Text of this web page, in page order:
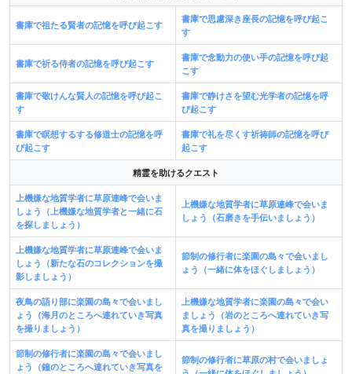
書庫で祖たる賢者の記憶を呼び起こす
書庫で思慮深き座長の記憶を呼び起こ
す
書庫で祈る侍者の記憶を呼び起こす
書庫で念動力の使い手の記憶を呼び起
こす
書庫で敬けんな賢人の記憶を呼び起こ
す
書庫で静けさを望む光学者の記憶を呼
び起こす
書庫で瞑想するする修道士の記憶を呼
び起こす
書庫で礼を尽くす祈祷師の記憶を呼び
起こす
精霊を助けるクエスト
上機嫌な地質学者に草原連峰で会いま
しょう（上機嫌な地質学者と一緒に石
を探しましょう）
上機嫌な地質学者に草原連峰で会いま
しょう（石磨きを手伝いましょう）
上機嫌な地質学者に草原連峰で会いま
しょう（新たな石のコレクションを撮
影しましょう）
節制の修行者に楽園の島々で会いまし
ょう（一緒に体をほぐしましょう）
夜鳥の語り部に楽園の島々で会いまし
ょう（海月のところへ連れていき写真
を撮りましょう）
上機嫌な地質学者に楽園の島々で会い
ましょう（岩のところへ連れていき写
真を撮りましょう）
節制の修行者に楽園の島々で会いまし
ょう（鐘のところへ連れていき写真を
節制の修行者に草原の村で会いましょ